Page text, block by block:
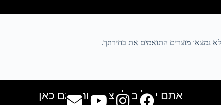
לא נמצאו מוצרים התואמים את בחירתך.
אתם יכולים למצוא אותנו גם כאן